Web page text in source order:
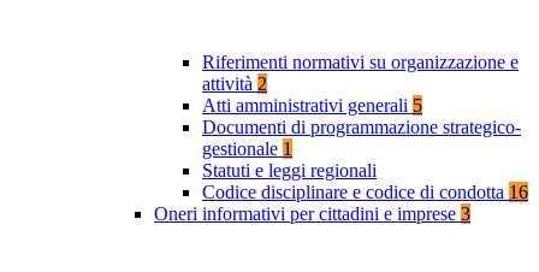
Riferimenti normativi su organizzazione e
attività 2
Atti amministrativi generali 5
Documenti di programmazione strategico-
gestionale 1
Statuti e leggi regionali
Codice disciplinare e codice di condotta 16
Oneri informativi per cittadini e imprese 3